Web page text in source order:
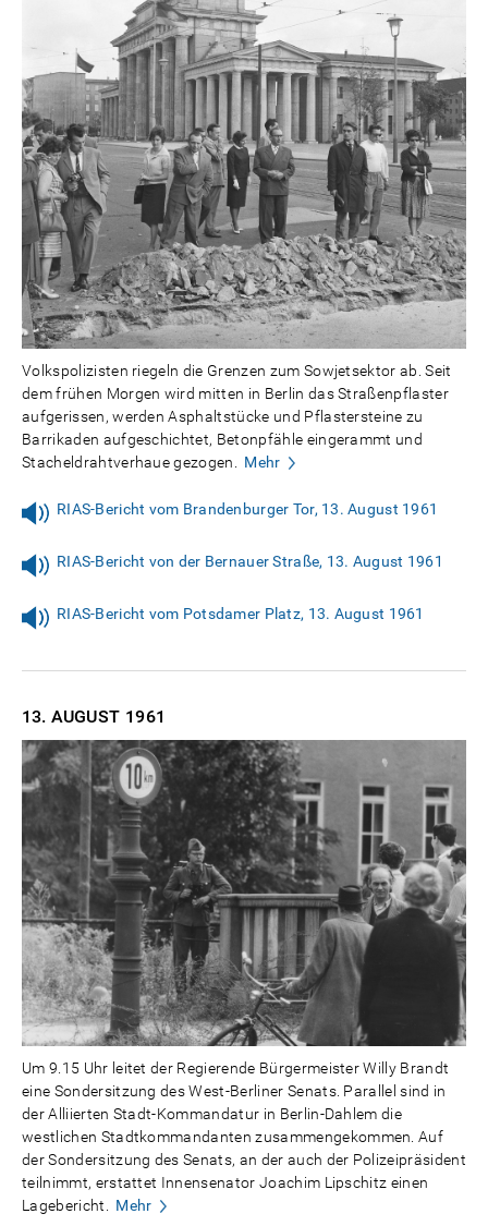
Volkspolizisten riegeln die Grenzen zum Sowjetsektor ab. Seit
dem frühen Morgen wird mitten in Berlin das Straßenpflaster
aufgerissen, werden Asphaltstücke und Pflastersteine zu
Barrikaden aufgeschichtet, Betonpfähle eingerammt und
Stacheldrahtverhaue gezogen.
Mehr
RIAS-Bericht vom Brandenburger Tor, 13. August 1961
RIAS-Bericht von der Bernauer Straße, 13. August 1961
RIAS-Bericht vom Potsdamer Platz, 13. August 1961
13. AUGUST 1961
Um 9.15 Uhr leitet der Regierende Bürgermeister Willy Brandt
eine Sondersitzung des West-Berliner Senats. Parallel sind in
der Alliierten Stadt-Kommandatur in Berlin-Dahlem die
westlichen Stadtkommandanten zusammengekommen. Auf
der Sondersitzung des Senats, an der auch der Polizeipräsident
teilnimmt, erstattet Innensenator Joachim Lipschitz einen
Lagebericht.
Mehr